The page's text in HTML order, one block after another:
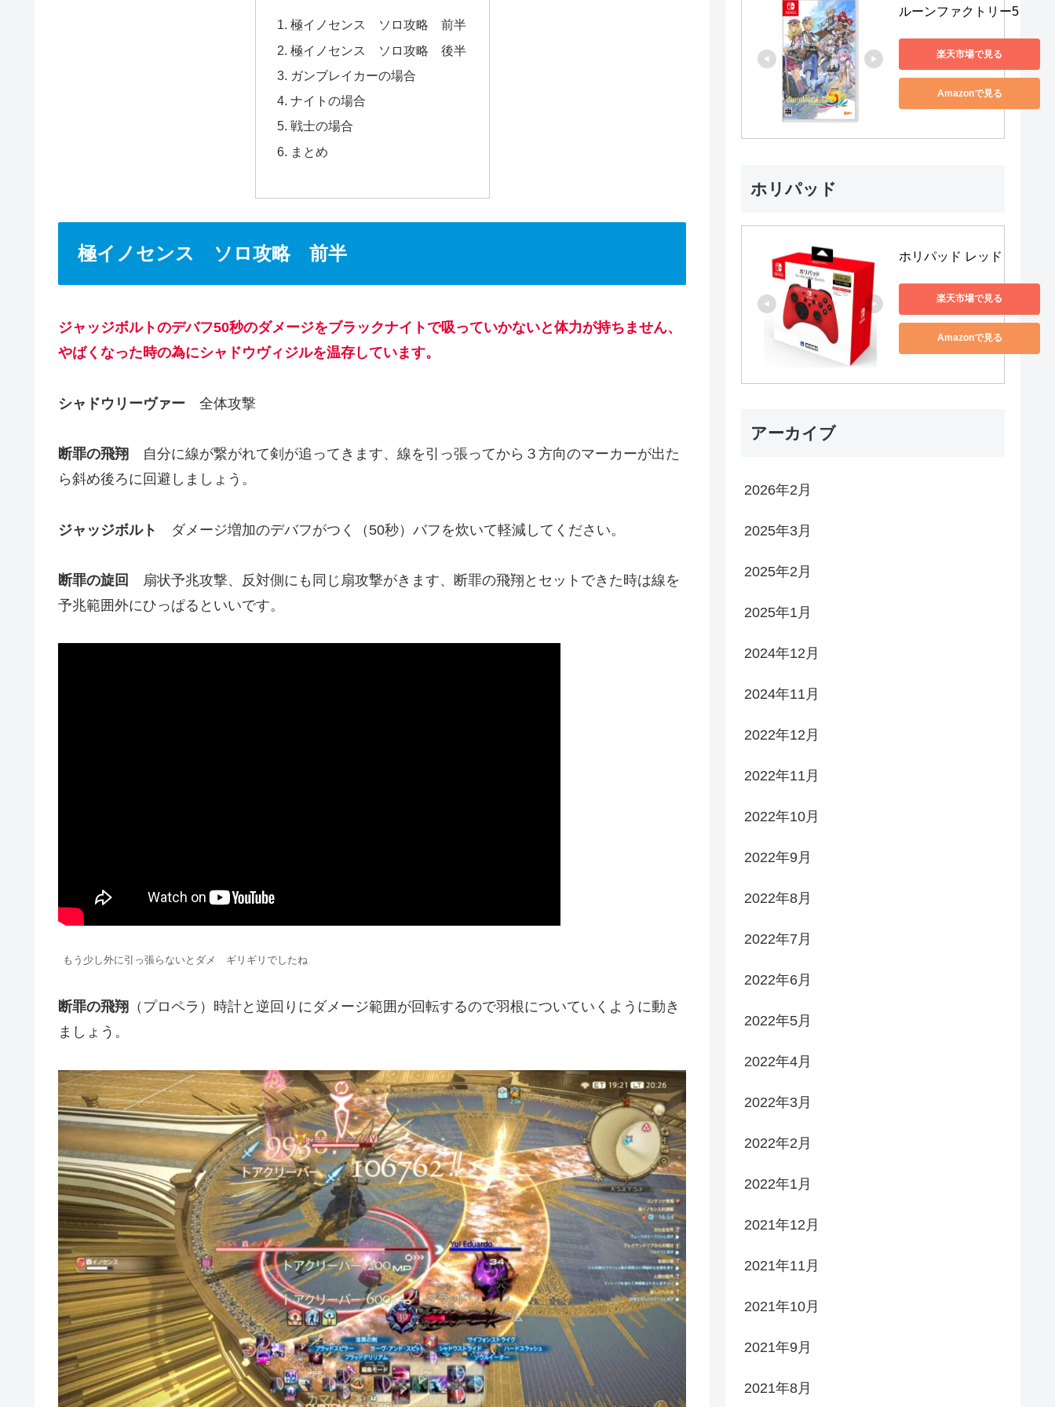
極イノセンス ソロ攻略 前半
極イノセンス ソロ攻略 後半
ガンブレイカーの場合
ナイトの場合
戦士の場合
まとめ
極イノセンス ソロ攻略 前半
ジャッジボルトのデバフ50秒のダメージをブラックナイトで吸っていかないと体力が持ちません、
やばくなった時の為にシャドウヴィジルを温存しています。
シャドウリーヴァー 全体攻撃
断罪の飛翔 自分に線が繋がれて剣が追ってきます、線を引っ張ってから３方向のマーカーが出た
ら斜め後ろに回避しましょう。
ジャッジボルト ダメージ増加のデバフがつく（50秒）バフを炊いて軽減してください。
断罪の旋回
扇状予兆攻撃、反対側にも同じ扇攻撃がきます、断罪の飛翔とセットできた時は線を
予兆範囲外にひっぱるといいです。
もう少し外に引っ張らないとダメ ギリギリでしたね
断罪の飛翔 （プロペラ）時計と逆回りにダメージ範囲が回転するので羽根についていくように動き
ましょう。
ルーンファクトリー5
楽天市場で見る
Amazonで見る
ホリパッド
ホリパッド レッド
楽天市場で見る
Amazonで見る
アーカイブ
2026年2月
2025年3月
2025年2月
2025年1月
2024年12月
2024年11月
2022年12月
2022年11月
2022年10月
2022年9月
2022年8月
2022年7月
2022年6月
2022年5月
2022年4月
2022年3月
2022年2月
2022年1月
2021年12月
2021年11月
2021年10月
2021年9月
2021年8月